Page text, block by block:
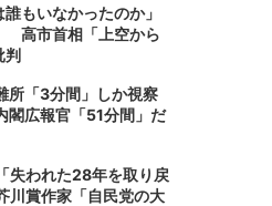
もいなかったのか」
高市首相「上空から
判
所「3分間」しか視察
広報官「51分間」だ
失われた28年を取り戻
賞作家「自民党の大